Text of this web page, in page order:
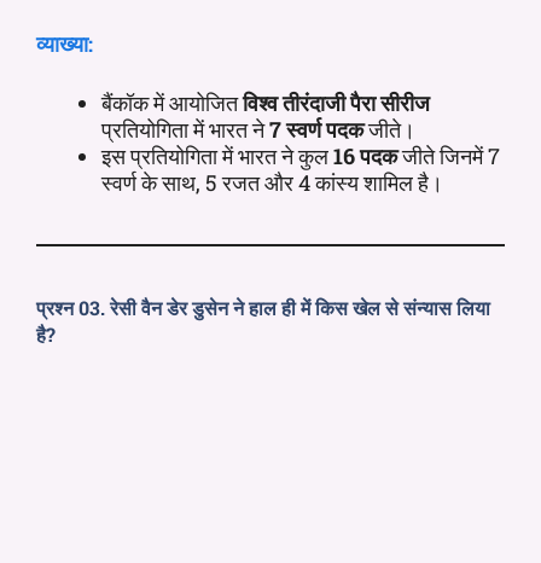
व्याख्या:
बैंकॉक में आयोजितविश्व तीरंदाजी पैरा सीरीज
प्रतियोगिता में भारत ने7 स्वर्ण पदकजीते।
इस प्रतियोगिता में भारत ने कुल16 पदकजीते जिनमें 7
स्वर्ण के साथ, 5 रजत और 4 कांस्य शामिल है।
प्रश्न 03. रेसी वैन डेर डुसेन ने हाल ही में किस खेल से संन्यास लिया
है?